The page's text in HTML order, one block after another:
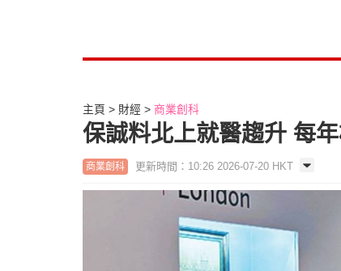
主頁 財經 商業創科
保誠料北上就醫趨升 每
商業創科 更新時間：10:26 2026-07-20 HKT